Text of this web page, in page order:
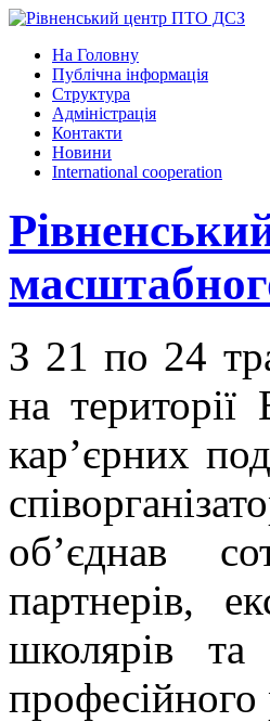
На Головну
Публічна інформація
Структура
Адміністрація
Контакти
Новини
International cooperation
З 21 по 24
на
кар’єрних
об’єднав
партнерів,
школярів
професійного